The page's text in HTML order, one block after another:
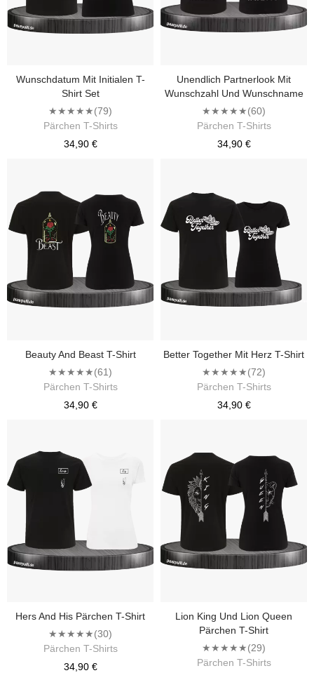
Wunschdatum Mit Initialen T-
Shirt Set
★★★★★(79)
Pärchen T-Shirts
34,90 €
Unendlich Partnerlook Mit
Wunschzahl Und Wunschname
★★★★★(60)
Pärchen T-Shirts
34,90 €
Beauty And Beast T-Shirt
★★★★★(61)
Pärchen T-Shirts
34,90 €
Better Together Mit Herz T-Shirt
★★★★★(72)
Pärchen T-Shirts
34,90 €
Hers And His Pärchen T-Shirt
★★★★★(30)
Pärchen T-Shirts
34,90 €
Lion King Und Lion Queen
Pärchen T-Shirt
★★★★★(29)
Pärchen T-Shirts